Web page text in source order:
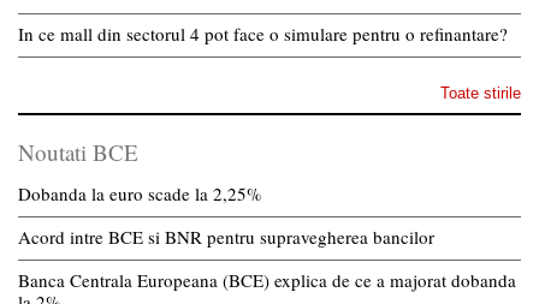
In ce mall din sectorul 4 pot face o simulare pentru o refinantare?
Toate stirile
Noutati BCE
Dobanda la euro scade la 2,25%
Acord intre BCE si BNR pentru supravegherea bancilor
Banca Centrala Europeana (BCE) explica de ce a majorat dobanda